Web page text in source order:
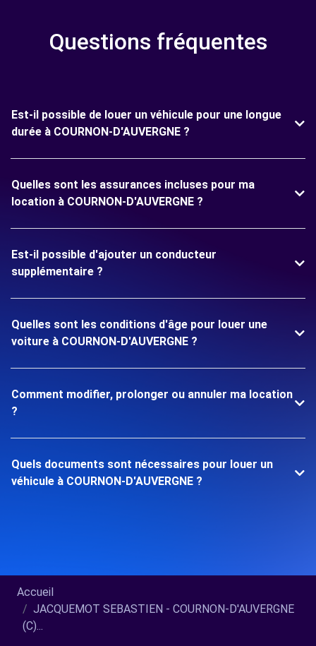
Questions fréquentes
Est-il possible de louer un véhicule pour une longue
durée à COURNON-D'AUVERGNE ?
Quelles sont les assurances incluses pour ma
location à COURNON-D'AUVERGNE ?
Est-il possible d'ajouter un conducteur
supplémentaire ?
Quelles sont les conditions d'âge pour louer une
voiture à COURNON-D'AUVERGNE ?
Comment modifier, prolonger ou annuler ma location
?
Quels documents sont nécessaires pour louer un
véhicule à COURNON-D'AUVERGNE ?
Accueil
JACQUEMOT SEBASTIEN - COURNON-D'AUVERGNE
(C)...